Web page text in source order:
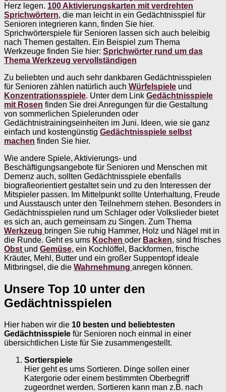
Herz legen. 100 Aktivierungskarten mit verdrehten
Sprichwörtern, die man leicht in ein Gedächtnisspiel für
Senioren integrieren kann, finden Sie hier.
Sprichwörterspiele für Senioren lassen sich auch beleibig
nach Themen gestalten. Ein Beispiel zum Thema
Werkzeuge finden Sie hier: Sprichwörter rund um das
Thema Werkzeug vervollständigen
Zu beliebten und auch sehr dankbaren Gedächtnisspielen
für Senioren zählen natürlich auch Würfelspiele und
Konzentrationsspiele. Unter dem Link Gedächtnisspiele
mit Rosen finden Sie drei Anregungen für die Gestaltung
von sommerlichen Spielerunden oder
Gedächtnistrainingseinheiten im Juni. Ideen, wie sie ganz
einfach und kostengünstig Gedächtnisspiele selbst
machen finden Sie hier.
Wie andere Spiele, Aktivierungs- und
Beschäftigungsangebote für Senioren und Menschen mit
Demenz auch, sollten Gedächtnisspiele ebenfalls
biografieorientiert gestaltet sein und zu den Interessen der
Mitspieler passen. Im Mittelpunkt sollte Unterhaltung, Freude
und Ausstausch unter den Teilnehmern stehen. Besonders in
Gedächtnisspielen rund um Schlager oder Volkslieder bietet
es sich an, auch gemeinsam zu Singen. Zum Thema
Werkzeug bringen Sie ruhig Hammer, Holz und Nägel mit in
die Runde. Geht es ums Kochen oder Backen, sind frisches
Obst und Gemüse, ein Kochlöffel, Backformen, frische
Kräuter, Mehl, Butter und ein großer Suppentopf ideale
Mitbringsel, die die Wahrnehmung anregen können.
Unsere Top 10 unter den
Gedächtnisspielen
Hier haben wir die 10 besten und beliebtesten
Gedächtnisspiele für Senioren noch einmal in einer
übersichtlichen Liste für Sie zusammengestellt.
Sortierspiele
Hier geht es ums Sortieren. Dinge sollen einer
Katergorie oder einem bestimmten Oberbegriff
zugeordnet werden. Sortieren kann man z.B. nach